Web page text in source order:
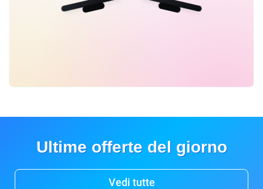
Ultime offerte del giorno
Vedi tutte